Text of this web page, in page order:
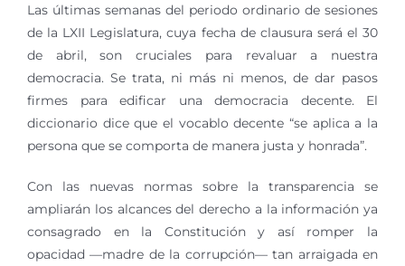
Las últimas semanas del periodo ordinario de sesiones
de la LXII Legislatura, cuya fecha de clausura será el 30
de abril, son cruciales para revaluar a nuestra
democracia. Se trata, ni más ni menos, de dar pasos
firmes para edificar una democracia decente. El
diccionario dice que el vocablo decente “se aplica a la
persona que se comporta de manera justa y honrada”.
Con las nuevas normas sobre la transparencia se
ampliarán los alcances del derecho a la información ya
consagrado en la Constitución y así romper la
opacidad —madre de la corrupción— tan arraigada en